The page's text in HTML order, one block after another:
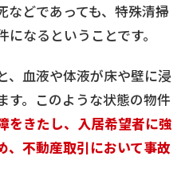
などであっても、特殊清掃
なるということです。
、血液や体液が床や壁に浸
す。このような状態の物件
をきたし、入居希望者に強
、不動産取引において事故